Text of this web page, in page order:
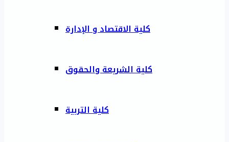
كلية الاقتصاد و الإدارة
كلية الشريعة والحقوق
كلية التربية